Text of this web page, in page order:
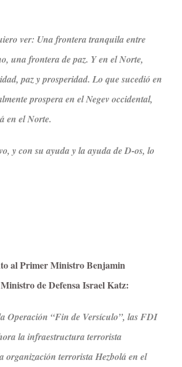
ver: Una frontera tranquila entre
una frontera de paz. Y en el Norte,
paz y prosperidad. Lo que sucedió en
prospera en el Negev occidental,
en el Norte.
y con su ayuda y la ayuda de D-os, lo
al Primer Ministro Benjamin
de Defensa Israel Katz:
Operación “Fin de Versículo”, las FDI
la infraestructura terrorista
organización terrorista Hezbolá en el